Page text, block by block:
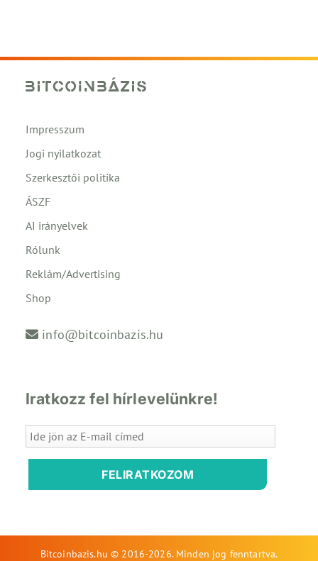
Impresszum
Jogi nyilatkozat
Szerkesztői politika
ÁSZF
AI irányelvek
Rólunk
Reklám/Advertising
Shop
info@bitcoinbazis.hu
Iratkozz fel hírlevelünkre!
FELIRATKOZOM
Bitcoinbazis.hu © 2016-2026. Minden jog fenntartva.